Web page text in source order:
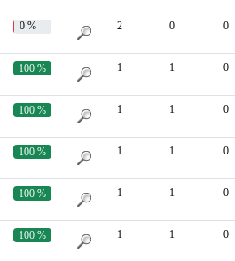
0 % 2 0 0
100 % 1 1 0
100 % 1 1 0
100 % 1 1 0
100 % 1 1 0
100 % 1 1 0